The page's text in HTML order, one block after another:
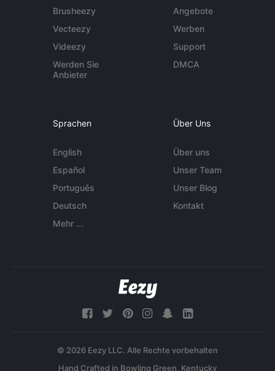
Brusheezy
Vecteezy
Videezy
Werden Sie
Anbieter
Angebote
Werben
Support
DMCA
Sprachen
English
Español
Português
Deutsch
Mehr ...
Über Uns
Über uns
Unser Team
Unser Blog
Kontakt
© 2026 Eezy LLC. Alle Rechte vorbehalten